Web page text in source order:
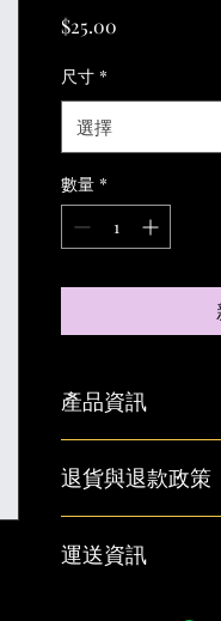
$25.00
尺寸 *
選擇
數量 *
產品資訊
寸、材料、保固和清
客有信心和决心購買
退貨與退款政策
產品。撰寫政策時，
運送資訊